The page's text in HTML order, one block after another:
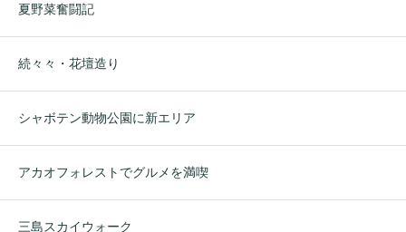
夏野菜奮闘記
続々々・花壇造り
シャボテン動物公園に新エリア
アカオフォレストでグルメを満喫
三島スカイウォーク